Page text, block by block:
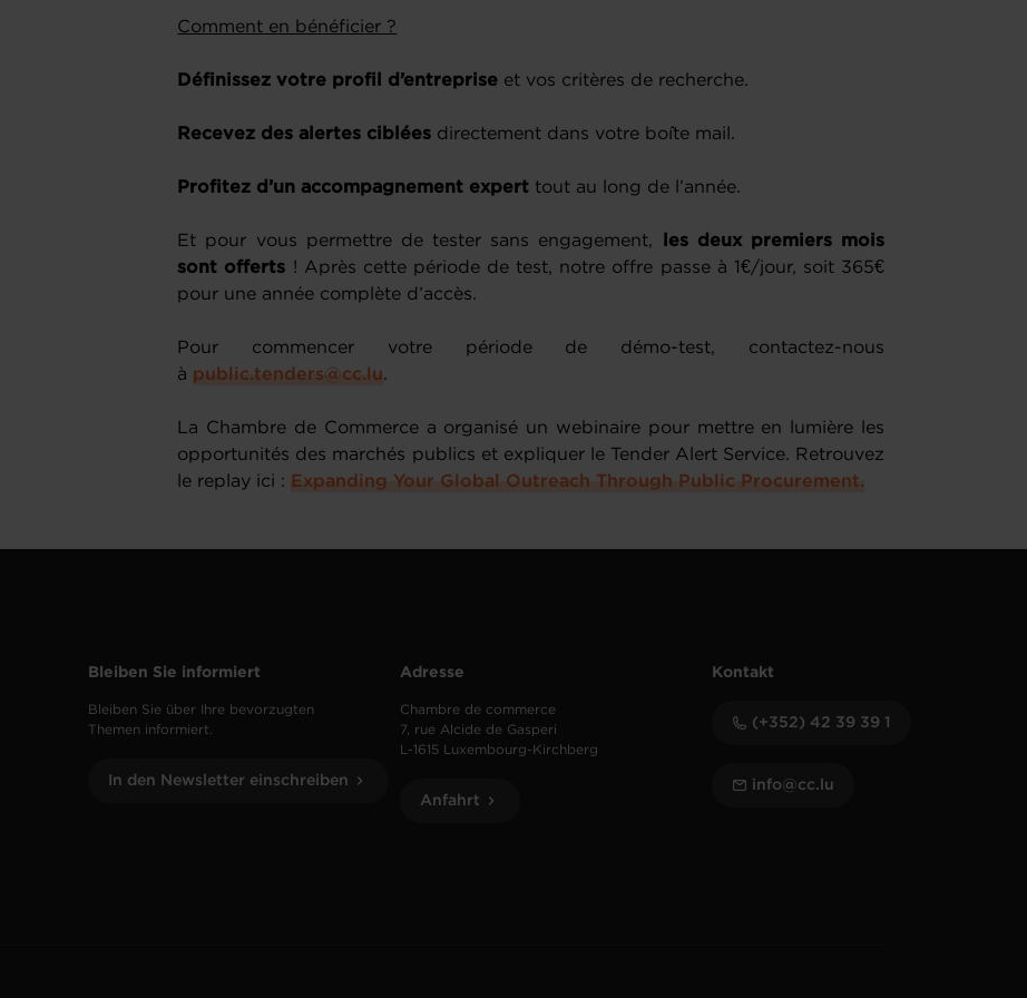
Comment en bénéficier ?
Définissez votre profil d’entreprise et vos critères de recherche.
Recevez des alertes ciblées directement dans votre boîte mail.
Profitez d’un accompagnement expert tout au long de l’année.
Et pour vous permettre de tester sans engagement,
les deux premiers mois
sont offerts ! Après cette période de test, notre offre passe à 1€/jour, soit 365€
pour une année complète d’accès.
Pour commencer votre période de démo-test, contactez-nous
à public.tenders@cc.lu.
La Chambre de Commerce a organisé un webinaire pour mettre en lumière les
opportunités des marchés publics et expliquer le Tender Alert Service. Retrouvez
le replay ici : Expanding Your Global Outreach Through Public Procurement.
Bleiben Sie informiert
Bleiben Sie über Ihre bevorzugten
Themen informiert.
In den Newsletter einschreiben
Adresse
Chambre de commerce
7, rue Alcide de Gasperi
L-1615 Luxembourg-Kirchberg
Anfahrt
Kontakt
(+352) 42 39 39 1
info@cc.lu